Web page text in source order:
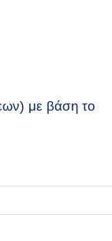
με βάση το